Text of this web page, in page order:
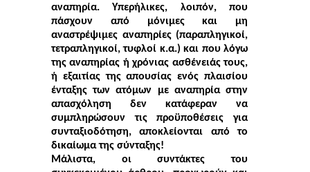
αναπηρία. Υπερήλικες, λοιπόν, που
πάσχουν από μόνιμες και μη
αναστρέψιμες αναπηρίες (παραπληγικοί,
τετραπληγικοί, τυφλοί κ.α.) και που λόγω
της αναπηρίας ή χρόνιας ασθένειάς τους,
ή εξαιτίας της απουσίας ενός πλαισίου
ένταξης των ατόμων με αναπηρία στην
απασχόληση δεν κατάφεραν να
συμπληρώσουν τις προϋποθέσεις για
συνταξιοδότηση, αποκλείονται από το
δικαίωμα της σύνταξης!
Μάλιστα, οι συντάκτες του